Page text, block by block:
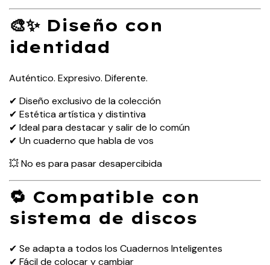
🎨✨ Diseño con
identidad
Auténtico. Expresivo. Diferente.
✔ Diseño exclusivo de la colección
✔ Estética artística y distintiva
✔ Ideal para destacar y salir de lo común
✔ Un cuaderno que habla de vos
💥 No es para pasar desapercibida
🔁 Compatible con
sistema de discos
✔ Se adapta a todos los Cuadernos Inteligentes
✔ Fácil de colocar y cambiar